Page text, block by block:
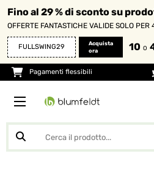
Fino al 29 % di sconto su
OFFERTE FANTASTICHE VALIDE SOLO PER
FULLSWING29
Acquista
ora
10 O
Pagamenti flessibili